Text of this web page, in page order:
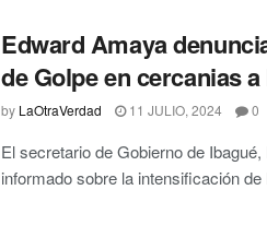
Edward Amaya
de Golpe en cercanias
by LaOtraVerdad 11 JULIO, 2024 0
El secretario de Gobierno de
informado sobre la intensificación